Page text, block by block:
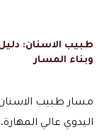
طبيب الاسنان:
وبناء المسار
مسار طبيب
اليدوي عالي